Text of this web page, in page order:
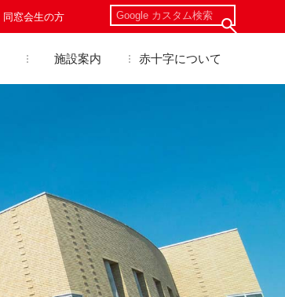
同窓会生の方
施設案内 赤十字について